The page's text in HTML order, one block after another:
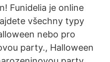
Funidelia je online
všechny typy
nebo pro
party., Halloween